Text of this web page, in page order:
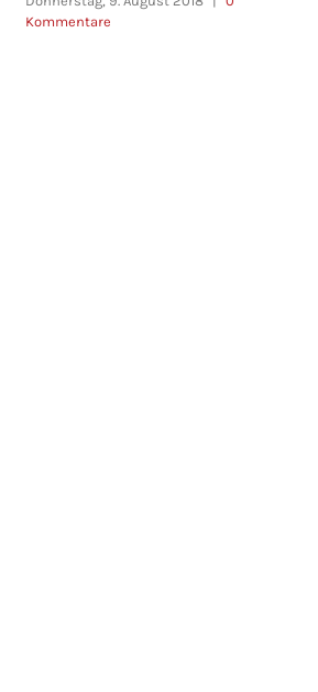
Kommentare